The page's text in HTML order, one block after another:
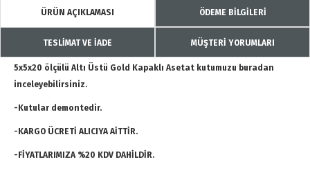
ÜRÜN AÇIKLAMASI ÖDEME BİLGİLERİ
TESLİMAT VE İADE MÜŞTERİ YORUMLARI
5x5x20 ölçülü Altı Üstü Gold Kapaklı Asetat kutumuzu buradan
inceleyebilirsiniz.
-Kutular demontedir.
-KARGO ÜCRETİ ALICIYA AİTTİR.
-FİYATLARIMIZA %20 KDV DAHİLDİR.